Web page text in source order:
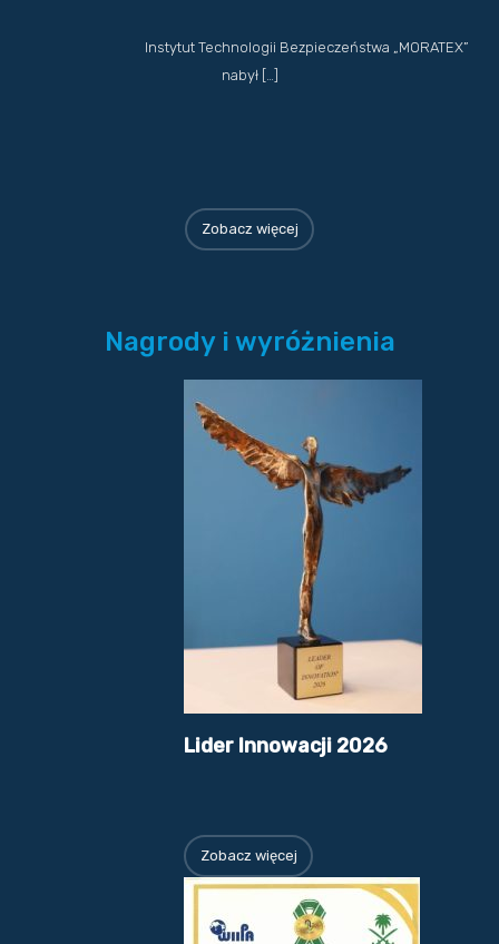
Instytut Technologii Bezpieczeństwa „MORATEX”
nabył […]
Zobacz więcej
Nagrody i wyróżnienia
Lider Innowacji 2026
Zobacz więcej